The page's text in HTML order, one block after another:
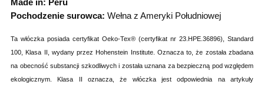
Made in: Peru
Pochodzenie surowca: Wełna z Ameryki Południowej
Ta włóczka posiada certyfikat Oeko-Tex® (certyfikat nr 23.HPE.36896), Standard
100, Klasa II, wydany przez Hohenstein Institute. Oznacza to, że została zbadana
na obecność substancji szkodliwych i została uznana za bezpieczną pod względem
ekologicznym. Klasa II oznacza, że włóczka jest odpowiednia na artykuły